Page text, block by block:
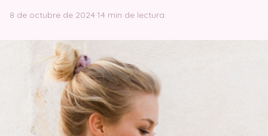
8 de octubre de 2024·14 min de lectura